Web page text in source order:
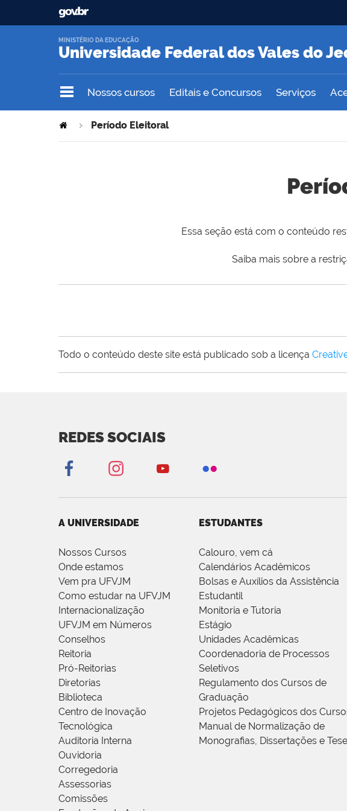
Universidade Federal dos Vales do
MINISTÉRIO DA EDUCAÇÃO
Nossos cursos Editais e Concursos Serviços
Período Eleitoral
Essa seção está com o conteúdo
Saiba mais sobre a
Todo o conteúdo deste site está publicado sob a licença
REDES SOCIAIS
A UNIVERSIDADE
Nossos Cursos
Onde estamos
Vem pra UFVJM
Como estudar na UFVJM
Internacionalização
UFVJM em Números
Conselhos
Reitoria
Pró-Reitorias
Diretorias
Biblioteca
Centro de Inovação
Tecnológica
Auditoria Interna
Ouvidoria
Corregedoria
Assessorias
Comissões
ESTUDANTES
Calouro, vem cá
Calendários Acadêmicos
Bolsas e Auxílios da Assistência
Estudantil
Monitoria e Tutoria
Estágio
Unidades Acadêmicas
Coordenadoria de Processos
Seletivos
Regulamento dos Cursos de
Graduação
Projetos Pedagógicos dos
Manual de Normalização de
Monografias, Dissertações e